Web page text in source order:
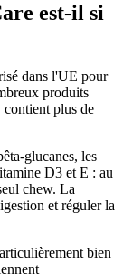
est-il si
dans l'UE pour
produits
contient plus de
glucanes, les
D3 et E : au
chew. La
et réguler la
bien